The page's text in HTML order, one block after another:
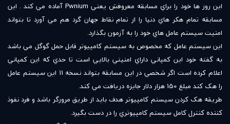
اين روز ها خود را براي مسابقه معروفش يعني Pwnium آماده مي کند . اين
مسابقه تمام هکر هاي دنيا را از تمام نقاط جهان گرد هم مي آورد تا بتواند
امنيت سيستم عامل هاي خود را به آزمون بگذارد.
اين سيستم عامل که مخصوص به سيستم کامپيوتر قابل حمل گوگل مي باشد
به گفته خود اين کمپاني داراي امنيتي بالايي است تا حدي که اين کمپاني
اعلام کرده است اگر شخصي در اين مسابقه بتواند نسخه 11 اين سيستم عامل
را هک کند مبلغ 150 هزار دلار جايزه دريافت مي کند.
طريقه هک کردن سيستم کامپيوتر هدف بايد از طريق مرورگر باشد و فرد نفوذ
کننده کنترل کامل سيستم کامپيوتري را در دست بگيرد.